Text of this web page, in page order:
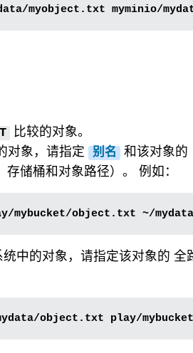
myobject.txt
比较的对象。
对象，请指定
别名
和该对象的
储桶和对象路径）。 例如：
中的对象，请指定该对象的 全